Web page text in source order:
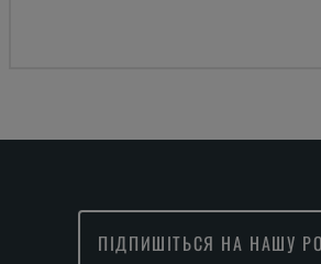
ПІДПИШІТЬСЯ НА НАШУ